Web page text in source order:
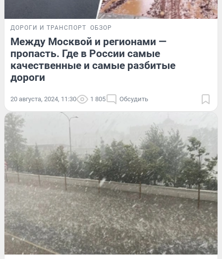
ДОРОГИ И ТРАНСПОРТ ОБЗОР
Между Москвой и регионами —
пропасть. Где в России самые
качественные и самые разбитые
дороги
20 августа, 2024, 11:30 1 805 Обсудить